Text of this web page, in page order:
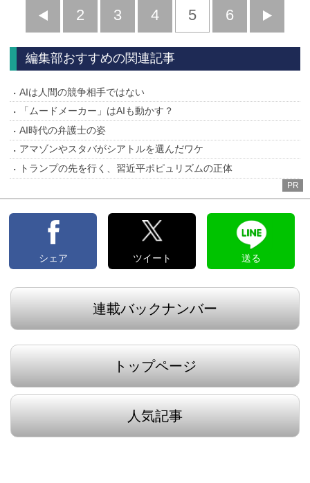
前
へ
2 3 4 5 6
へ
編集部おすすめの関連記事
AIは人間の競争相手ではない
「ムードメーカー」はAIも動かす？
AI時代の弁護士の姿
アマゾンやスタバがシアトルを選んだワケ
トランプの先を行く、習近平ポピュリズムの正体
PR
シェア ツイート 送る
連載バックナンバー
トップページ
人気記事